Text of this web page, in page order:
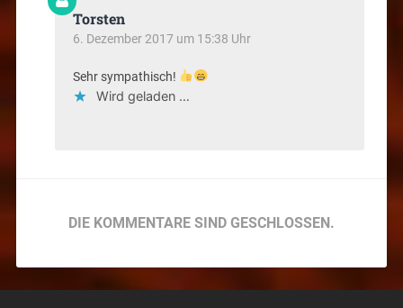
Torsten
6. Dezember 2017 um 15:38 Uhr
Sehr sympathisch!
Wird geladen …
DIE KOMMENTARE SIND GESCHLOSSEN.